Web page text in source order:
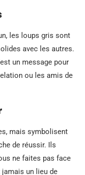
les loups gris sont
avec les autres.
un message pour
ou les amis de
mais symbolisent
de réussir. Ils
ne faites pas face
jamais un lieu de